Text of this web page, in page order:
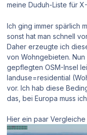
meine Duduh-Liste für
Ich ging immer spärlich
sonst hat man schnell
Daher erzeugte ich
von Wohngebieten.
gepflegten OSM-Insel
landuse=residential
vor. Ich hab diese
das, bei Europa muss
Hier ein paar